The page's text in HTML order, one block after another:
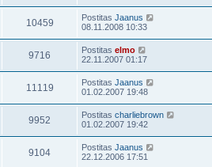
10459 Postitas Jaanus
08.11.2008 10:33
9716 Postitas elmo
22.11.2007 01:17
11119 Postitas Jaanus
01.02.2007 19:48
9952 Postitas charliebrown
01.02.2007 19:42
9104 Postitas Jaanus
22.12.2006 17:51